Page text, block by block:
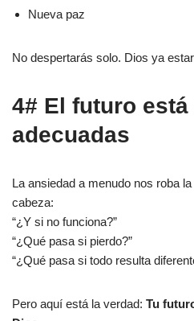
Nueva paz
No despertarás solo. Dios ya
4# El futuro
adecuadas
La ansiedad a menudo nos roba
cabeza:
“¿Y si no funciona?”
“¿Qué pasa si pierdo?”
“¿Qué pasa si todo resulta
Pero aquí está la verdad: Tu